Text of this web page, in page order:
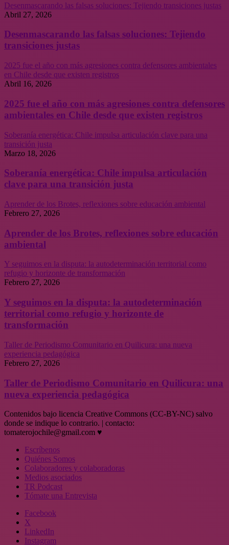
Desenmascarando las falsas soluciones: Tejiendo transiciones justas
Abril 27, 2026
Desenmascarando las falsas soluciones: Tejiendo
transiciones justas
2025 fue el año con más agresiones contra defensores ambientales
en Chile desde que existen registros
Abril 16, 2026
2025 fue el año con más agresiones contra defensores
ambientales en Chile desde que existen registros
Soberanía energética: Chile impulsa articulación clave para una
transición justa
Marzo 18, 2026
Soberanía energética: Chile impulsa articulación
clave para una transición justa
Aprender de los Brotes, reflexiones sobre educación ambiental
Febrero 27, 2026
Aprender de los Brotes, reflexiones sobre educación
ambiental
Y seguimos en la disputa: la autodeterminación territorial como
refugio y horizonte de transformación
Febrero 27, 2026
Y seguimos en la disputa: la autodeterminación
territorial como refugio y horizonte de
transformación
Taller de Periodismo Comunitario en Quilicura: una nueva
experiencia pedagógica
Febrero 27, 2026
Taller de Periodismo Comunitario en Quilicura: una
nueva experiencia pedagógica
Contenidos bajo licencia Creative Commons (CC-BY-NC) salvo
donde se indique lo contrario. | contacto:
tomaterojochile@gmail.com ♥
Escríbenos
Quiénes Somos
Colaboradores y colaboradoras
Medios asociados
TR Podcast
Tómate una Entrevista
Facebook
X
LinkedIn
Instagram